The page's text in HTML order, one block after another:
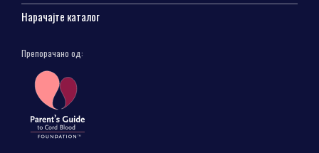
Нарачајте каталог
Препорачано од: